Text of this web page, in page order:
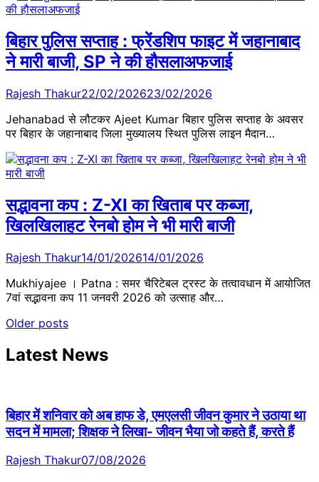
बिहार पुलिस सप्ताह : फ्रेंडशिप फाइट में जहानाबाद
ने मारी बाजी, SP ने की हौसलाअफजाई
Rajesh Thakur22/02/202623/02/2026
Jehanabad से लौटकर Ajeet Kumar बिहार पुलिस सप्ताह के अवसर
पर बिहार के जहानाबाद जिला मुख्यालय स्थित पुलिस लाइन मैदान…
सद्भावना कप : Z-XI का खिताब पर कब्जा,
खिलखिलाहट रेनबो होम ने भी मारी बाजी
Rajesh Thakur14/01/202614/01/2026
Mukhiyajee । Patna : समर चैरिटेबल ट्रस्ट के तत्वावधान में आयोजित
7वां सद्भावना कप 11 जनवरी 2026 को उत्साह और…
Posts
navigation
Older posts
Latest News
बिहार में शनिवार को अब हाफ डे, एमएलसी जीवन कुमार ने उठाया था
सदन में मामला; शिक्षक ने लिखा- जीवन भैया जो कहते हैं, करते हैं
Rajesh Thakur07/08/2026